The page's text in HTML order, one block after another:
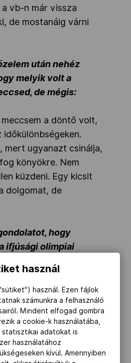
vb-n már vissza
de mostanáig várni
után nehéz
melyik volt a
de mégis:
a döntő volt,
mert ugyanazt csinálja,
könyökre. Nem
küzdeni. Egy kicsit
dolgomat, de
hogy
ifjúsági olimpiai
fel.
Hiszen azok közé
erős magyar
már Rióban is ott
gondolok. Elkezdem
használ
használ. Ezen fájlok
számunkra a felhasználó
Mindent elfogad gombra
a cookie-k használatába,
statisztikai adatokat is
használatához
kívül. Amennyiben